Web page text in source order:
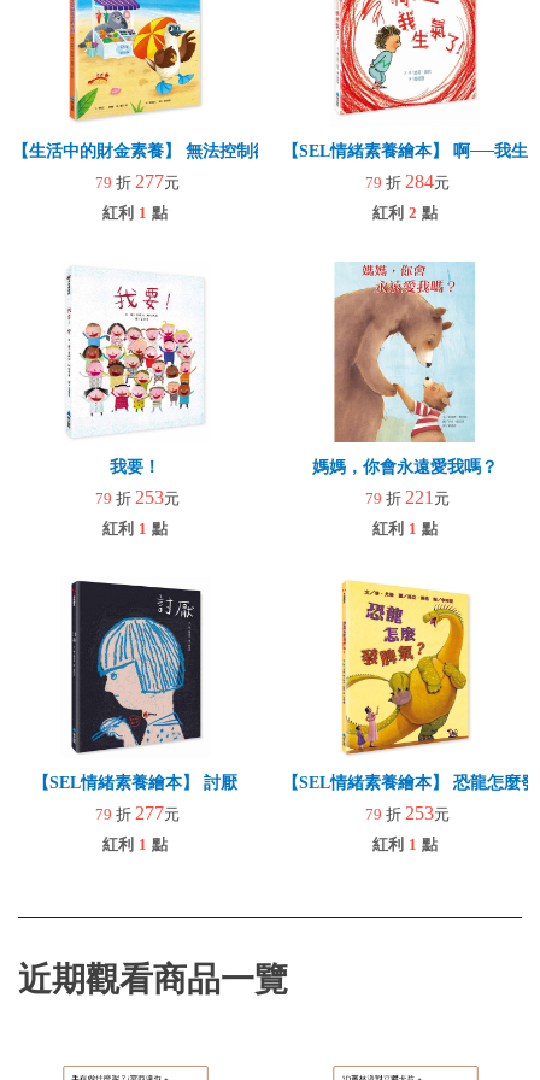
【生活中的財金素養】 無法控制欲望的比利：我真的真的好想買
79 折 277元
紅利 1 點
【SEL情緒素養繪本】 啊──我生
79 折 284元
紅利 2 點
我要！
79 折 253元
紅利 1 點
媽媽，你會永遠愛我嗎？
79 折 221 元
紅利 1 點
【SEL情緒素養繪本】 討厭
79 折 277元
紅利 1 點
【SEL情緒素養繪本】 恐龍怎麼
79 折 253元
紅利 1 點
近期觀看商品一覽